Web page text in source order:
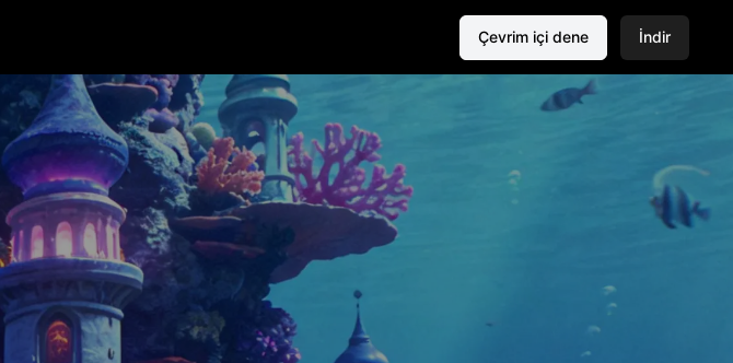
Çevrim içi dene İndir